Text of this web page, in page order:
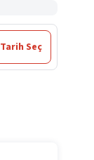
Tarih Seç